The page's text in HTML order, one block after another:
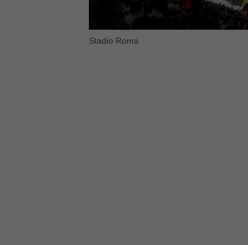
Stadio Roma